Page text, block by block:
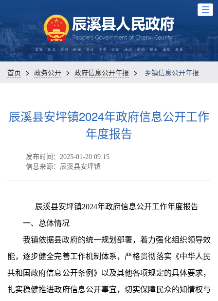
首页 > 政务公开 > 政府信息公开年报 > 乡镇信息公开年报
辰溪县安坪镇2024年政府信息公开工作
年度报告
发布时间：2025-01-20 09:15
信息来源：辰溪县安坪镇
辰溪县安坪镇2024年政府信息公开工作年度报告
一、总体情况
我镇依据县政府的统一规划部署，着力强化组织领导效
能，逐步健全完善工作机制体系，严格贯彻落实《中华人民
共和国政府信息公开条例》以及其他各项规定的具体要求，
扎实稳健推进政府信息公开事宜，切实保障民众的知情权与